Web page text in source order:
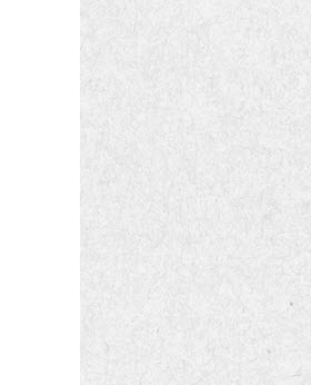
산전초음파, 총 몇 번이 좋을
우리 둘만의 마지막 시간 │ 부
[임신 5개월] 아기 만나기
체중, 관리하며 늘리기 │ 운동
아기와의 첫 소통 │ 우리 아이
부모 된 내가 낯설게 느껴지기
어떤 영향을 줄 것인가 │ 나와